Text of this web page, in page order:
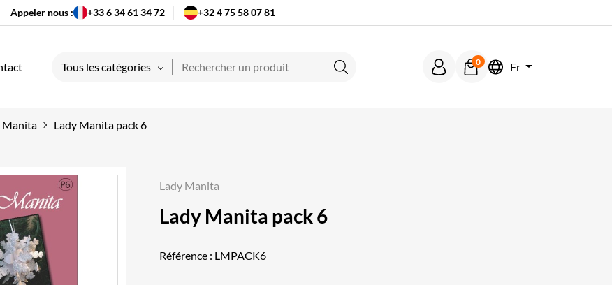
Appeler nous : +33 6 34 61 34 72 +32 4 75 58 07 81
Tous les catégories
Rechercher
0 Fr
Manita Lady Manita pack 6
Lady Manita
Lady Manita pack 6
Référence : LMPACK6